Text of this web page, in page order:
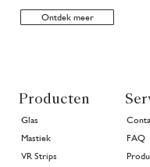
Ontdek meer
Producten
Glas
Mastiek
VR Strips
FAQ